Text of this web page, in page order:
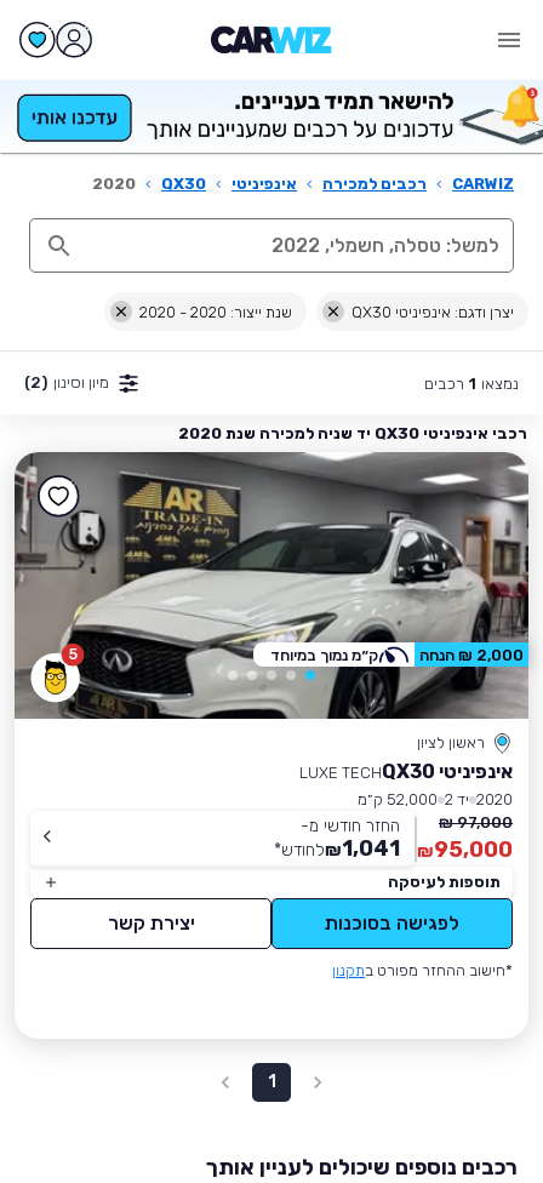
CARWIZ
› רכבים למכירה › אינפיניטי ›
QX30
›
2020
יצרן ודגם: אינפיניטי QX30 שנת ייצור: 2020 - 2020
נמצאו 1 רכבים מיון וסינון (2)
רכבי אינפיניטי QX30 יד שניה למכירה שנת 2020
5
ראשון לציון
אינפיניטי QX30
LUXE TECH
2020 יד 2
52,000 ק״מ
97,000 ₪
95,000
₪
החזר חודשי מ-
1,041
₪לחודש*
תוספות לעיסקה
לפגישה בסוכנות יצירת קשר
*חישוב ההחזר מפורט בתקנון
2,000 ₪ הנחה ק״מ נמוך במיוחד
1
רכבים נוספים שיכולים לעניין אותך